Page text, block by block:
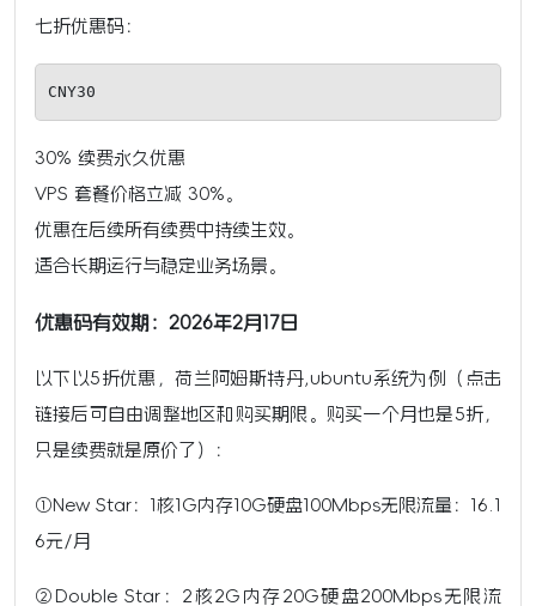
七折优惠码：
CNY30
30% 续费永久优惠
VPS 套餐价格立减 30%。
优惠在后续所有续费中持续生效。
适合长期运行与稳定业务场景。
优惠码有效期：2026年2月17日
以下以5折优惠，荷兰阿姆斯特丹,ubuntu系统为例（点击
链接后可自由调整地区和购买期限。购买一个月也是5折，
只是续费就是原价了）：
①New Star：1核1G内存10G硬盘100Mbps无限流量：16.1
6元/月
②Double Star：2核2G内存20G硬盘200Mbps无限流